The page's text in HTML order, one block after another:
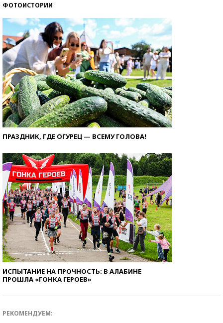
ФОТОИСТОРИИ
ПРАЗДНИК, ГДЕ ОГУРЕЦ — ВСЕМУ ГОЛОВА!
ИСПЫТАНИЕ НА ПРОЧНОСТЬ: В АЛАБИНЕ
ПРОШЛА «ГОНКА ГЕРОЕВ»
РЕКОМЕНДУЕМ: